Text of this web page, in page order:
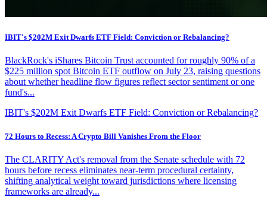
IBIT's $202M Exit Dwarfs ETF Field: Conviction or Rebalancing?
BlackRock's iShares Bitcoin Trust accounted for roughly 90% of a
$225 million spot Bitcoin ETF outflow on July 23, raising questions
about whether headline flow figures reflect sector sentiment or one
fund's...
IBIT's $202M Exit Dwarfs ETF Field: Conviction or Rebalancing?
72 Hours to Recess: A Crypto Bill Vanishes From the Floor
The CLARITY Act's removal from the Senate schedule with 72
hours before recess eliminates near-term procedural certainty,
shifting analytical weight toward jurisdictions where licensing
frameworks are already...